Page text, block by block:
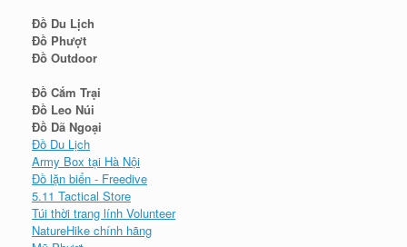
Đồ Du Lịch
Đồ Phượt
Đồ Outdoor
Đồ Cắm Trại
Đồ Leo Núi
Đồ Dã Ngoại
Đồ Du Lịch
Army Box tại Hà Nội
Đồ lặn biển - Freedive
5.11 Tactical Store
Túi thời trang lính Volunteer
NatureHike chính hãng